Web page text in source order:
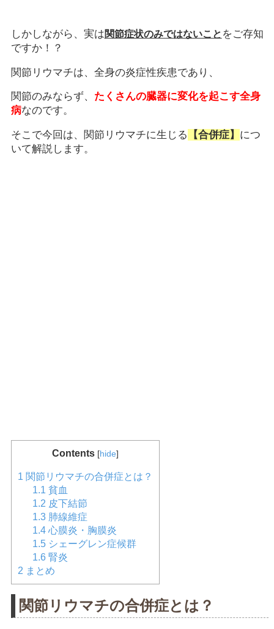
しかしながら、実は関節症状のみではないこと をご存知
ですか！？
関節リウマチは、全身の炎症性疾患であり、
関節のみならず、 たくさんの臓器に変化を起こす全身
病なのです。
そこで今回は、関節リウマチに生じる 【合併症】 につ
いて解説します。
Contents [hide]
1 関節リウマチの合併症とは？
1.1 貧血
1.2 皮下結節
1.3肺線維症
1.4心膜炎・胸膜炎
1.5シェーグレン症候群
1.6腎炎
2 まとめ
関節リウマチの合併症とは？